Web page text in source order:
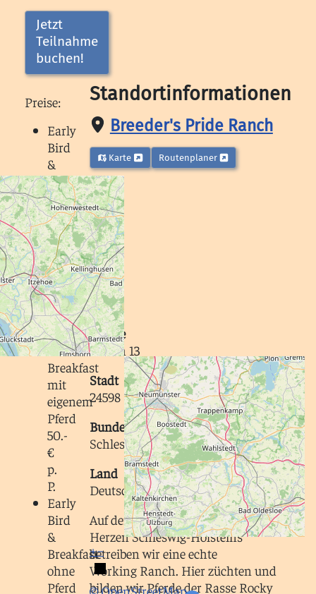
Jetzt
Teilnahme
buchen!
Preise:
Early
Bird
&
Breakfast
mit
einem
Rocky
150.-
€
p.
P.
Early
Bird
&
Breakfast
mit
eigenem
Pferd
50.-
€
p.
P.
Early
Bird
&
Breakfast
ohne
Pferd
Standortinformationen
Breeder's Pride Ranch
Karte Routenplaner
+−
© OpenStreetMap
Straße
Littloh 13
Stadt
24598 Latendorf
Bundesland
Schleswig-Holstein
Land
Deutschland
Auf der Breeder's Pride Ranch im
Herzen Schleswig-Holsteins
betreiben wir eine echte
Working Ranch. Hier züchten und
bilden wir Pferde der Rasse Rocky